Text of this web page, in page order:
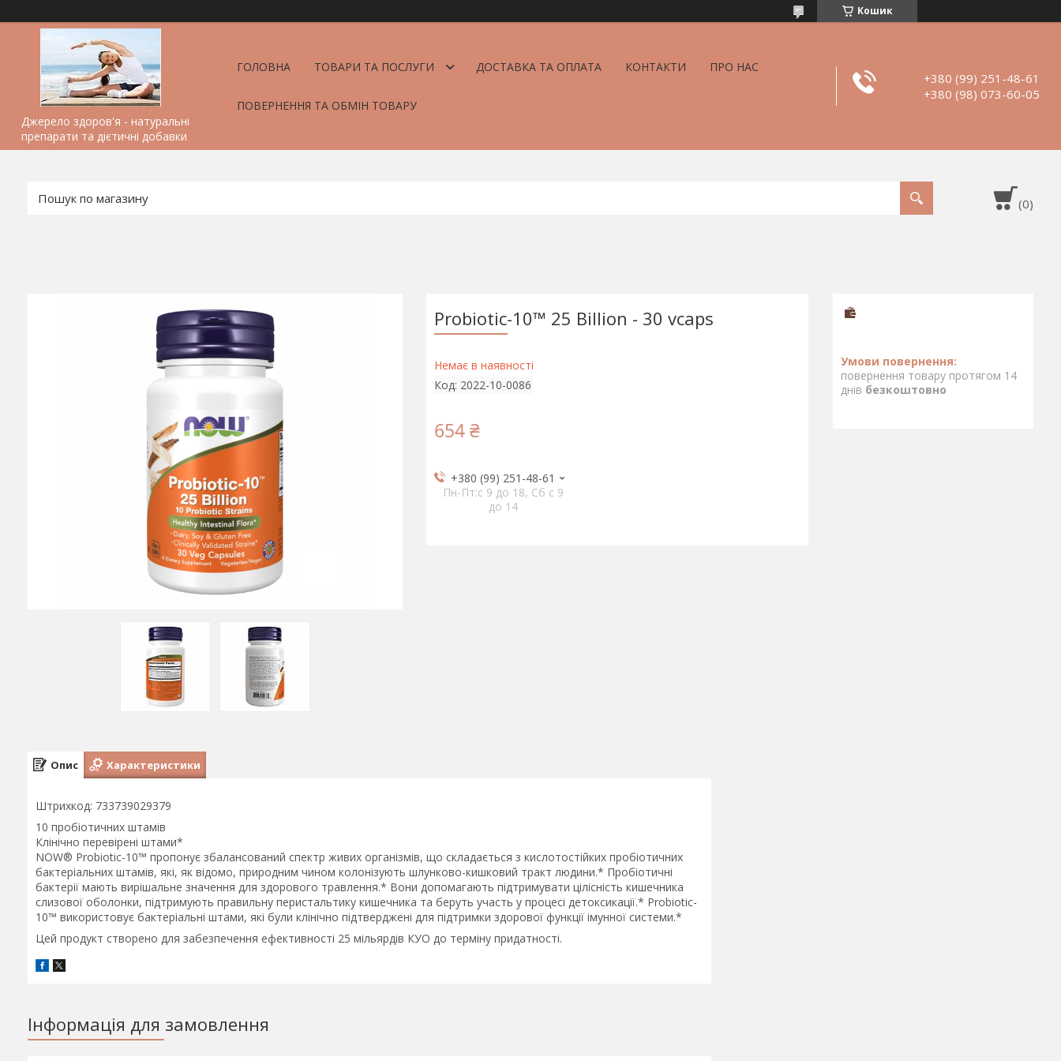
Кошик
Джерело здоров'я - натуральні
препарати та дієтичні добавки
ГОЛОВНА ТОВАРИ ТА ПОСЛУГИ ДОСТАВКА ТА ОПЛАТА КОНТАКТИ ПРО НАС
ПОВЕРНЕННЯ ТА ОБМІН ТОВАРУ
+380 (99) 251-48-61
+380 (98) 073-60-05
Probiotic-10™ 25 Billion - 30 vcaps
Немає в наявності
Код: 2022-10-0086
654 ₴
+380 (99) 251-48-61
Пн-Пт:c 9 до 18, Сб с 9
до 14
повернення товару протягом 14
днів безкоштовно
Опис Характеристики
Штрихкод: 733739029379
10 пробіотичних штамів
Клінічно перевірені штами*
NOW® Probiotic-10™ пропонує збалансований спектр живих організмів, що складається з кислотостійких пробіотичних
бактеріальних штамів, які, як відомо, природним чином колонізують шлунково-кишковий тракт людини.* Пробіотичні
бактерії мають вирішальне значення для здорового травлення.* Вони допомагають підтримувати цілісність кишечника
слизової оболонки, підтримують правильну перистальтику кишечника та беруть участь у процесі детоксикації.* Probiotic-
10™ використовує бактеріальні штами, які були клінічно підтверджені для підтримки здорової функції імунної системи.*
Цей продукт створено для забезпечення ефективності 25 мільярдів КУО до терміну придатності.
Інформація для замовлення